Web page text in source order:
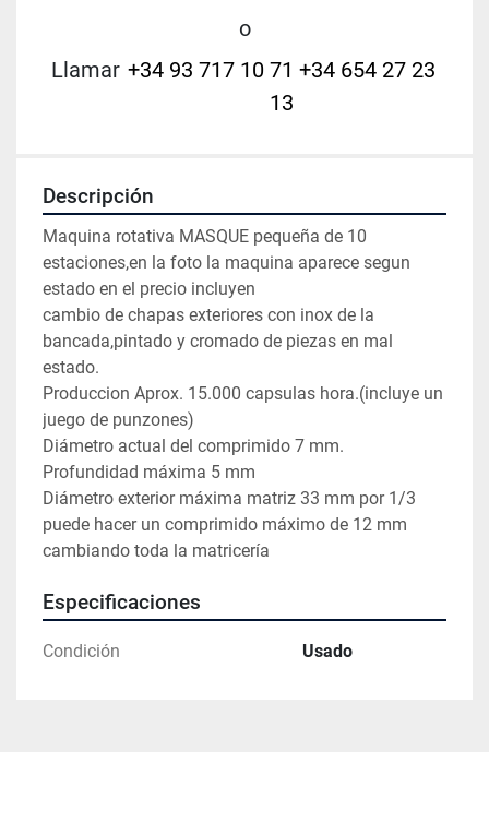
o
Llamar +34 93 717 10 71 +34 654 27 23
13
Descripción
Maquina rotativa MASQUE pequeña de 10
estaciones,en la foto la maquina aparece segun
estado en el precio incluyen
cambio de chapas exteriores con inox de la
bancada,pintado y cromado de piezas en mal
estado.
Produccion Aprox. 15.000 capsulas hora.(incluye un
juego de punzones)
Diámetro actual del comprimido 7 mm.
Profundidad máxima 5 mm
Diámetro exterior máxima matriz 33 mm por 1/3
puede hacer un comprimido máximo de 12 mm
cambiando toda la matricería
Especificaciones
Condición Usado